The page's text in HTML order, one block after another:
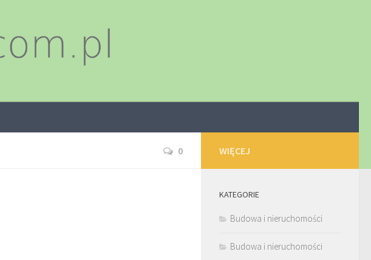
0 WIĘCEJ
KATEGORIE
Budowa i nieruchomości
Budowa i nieruchomości